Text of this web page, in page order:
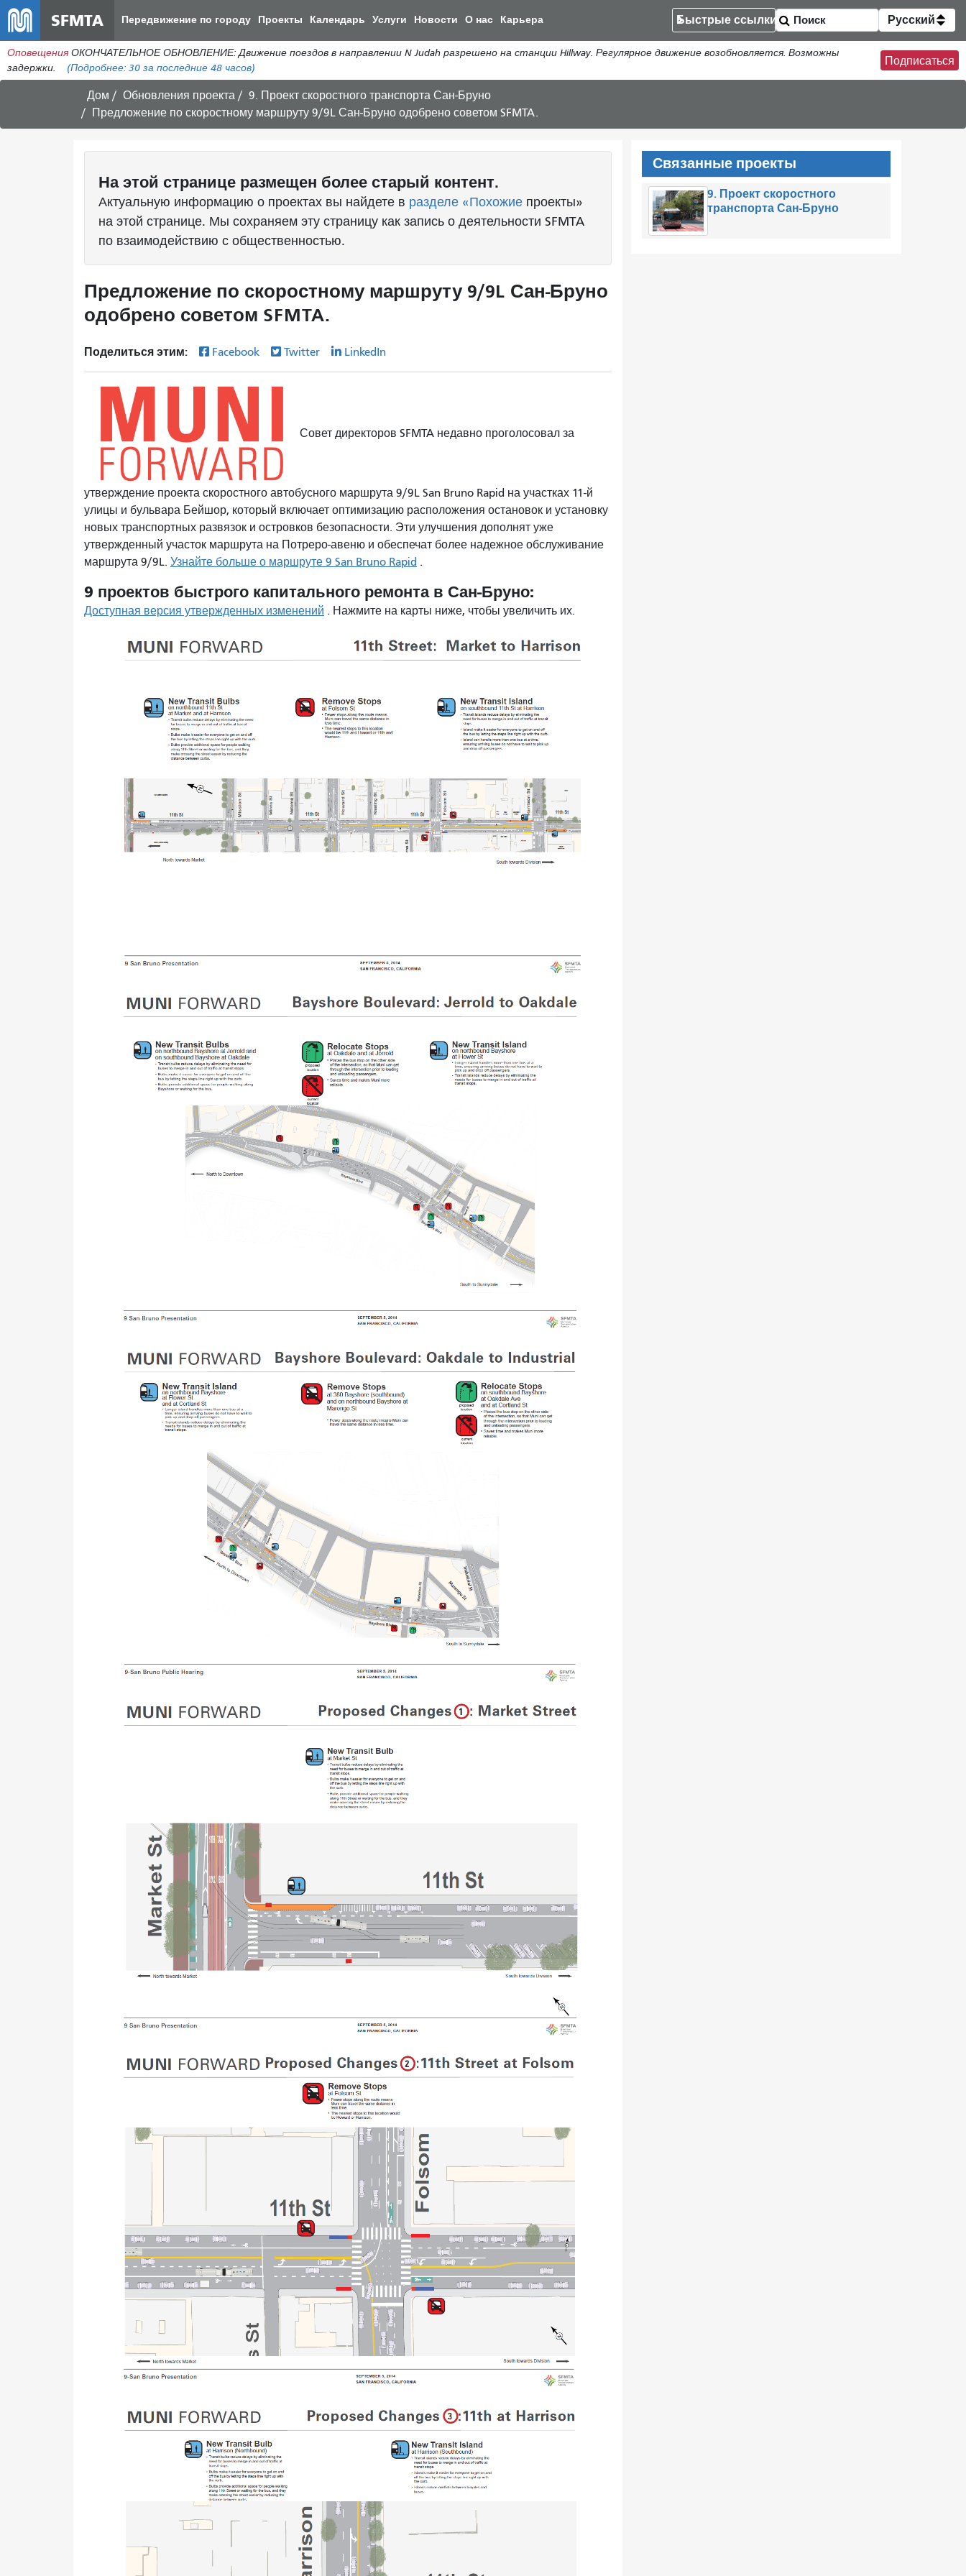
к
общему
содержанию
SFMTA Передвижение по городу Проекты Календарь Услуги Новости О нас Карьера Быстрые ссылки Русский
Оповещения ОКОНЧАТЕЛЬНОЕ ОБНОВЛЕНИЕ: Движение поездов в направлении N Judah разрешено на станции Hillway. Регулярное движение возобновляется. Возможны
задержки.
(Подробнее: 30 за последние 48 часов)
Подписаться
Дом Обновления проекта
9. Проект скоростного транспорта Сан-Бруно
Предложение по скоростному маршруту 9/9L Сан-Бруно одобрено советом SFMTA.
На этой странице размещен более старый контент.
Актуальную информацию о проектах вы найдете в разделе «Похожие проекты»
на этой странице. Мы сохраняем эту страницу как запись о деятельности SFMTA
по взаимодействию с общественностью.
Предложение по скоростному маршруту 9/9L Сан-Бруно
одобрено советом SFMTA.
Поделиться этим: Facebook Twitter LinkedIn
Совет директоров SFMTA недавно проголосовал за
утверждение проекта скоростного автобусного маршрута 9/9L San Bruno Rapid на участках 11-й
улицы и бульвара Бейшор, который включает оптимизацию расположения остановок и установку
новых транспортных развязок и островков безопасности. Эти улучшения дополнят уже
утвержденный участок маршрута на Потреро-авеню и обеспечат более надежное обслуживание
маршрута 9/9L. Узнайте больше о маршруте 9 San Bruno Rapid .
9 проектов быстрого капитального ремонта в Сан-Бруно:
Доступная версия утвержденных изменений . Нажмите на карты ниже, чтобы увеличить их.
Связанные проекты
9. Проект скоростного
транспорта Сан-Бруно